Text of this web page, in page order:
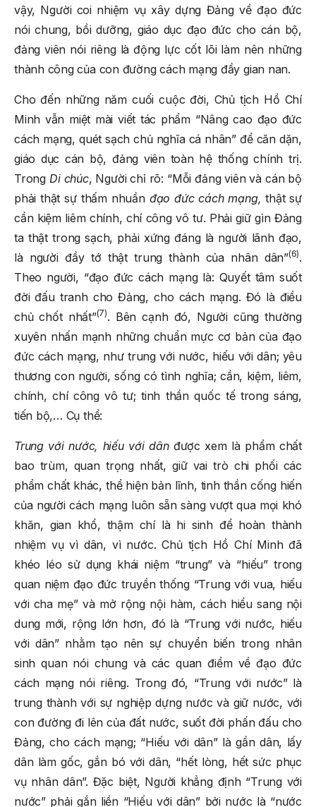
vậy, Người coi nhiệm vụ xây dựng Đảng về đạo đức
nói chung, bồi dưỡng, giáo dục đạo đức cho cán bộ,
đảng viên nói riêng là động lực cốt lõi làm nên những
thành công của con đường cách mạng đầy gian nan.
Cho đến những năm cuối cuộc đời, Chủ tịch Hồ Chí
Minh vẫn miệt mài viết tác phẩm “Nâng cao đạo đức
cách mạng, quét sạch chủ nghĩa cá nhân” để căn dặn,
giáo dục cán bộ, đảng viên toàn hệ thống chính trị.
Trong Di chúc, Người chỉ rõ: “Mỗi đảng viên và cán bộ
phải thật sự thấm nhuần đạo đức cách mạng,thật sự
cần kiệm liêm chính, chí công vô tư. Phải giữ gìn Đảng
ta thật trong sạch, phải xứng đáng là người lãnh đạo,
là người đầy tớ thật trung thành của nhân dân”(6).
Theo người, “đạo đức cách mạng là: Quyết tâm suốt
đời đấu tranh cho Đảng, cho cách mạng. Đó là điều
chủ chốt nhất”(7). Bên cạnh đó, Người cũng thường
xuyên nhấn mạnh những chuẩn mực cơ bản của đạo
đức cách mạng, như trung với nước, hiếu với dân; yêu
thương con người, sống có tình nghĩa; cần, kiệm, liêm,
chính, chí công vô tư; tinh thần quốc tế trong sáng,
tiến bộ,… Cụ thể:
Trung với nước, hiếu với dân được xem là phẩm chất
bao trùm, quan trọng nhất, giữ vai trò chi phối các
phẩm chất khác, thể hiện bản lĩnh, tinh thần cống hiến
của người cách mạng luôn sẵn sàng vượt qua mọi khó
khăn, gian khổ, thậm chí là hi sinh để hoàn thành
nhiệm vụ vì dân, vì nước. Chủ tịch Hồ Chí Minh đã
khéo léo sử dụng khái niệm “trung” và “hiếu” trong
quan niệm đạo đức truyền thống “Trung với vua, hiếu
với cha mẹ” và mở rộng nội hàm, cách hiểu sang nội
dung mới, rộng lớn hơn, đó là “Trung với nước, hiếu
với dân” nhằm tạo nên sự chuyển biến trong nhân
sinh quan nói chung và các quan điểm về đạo đức
cách mạng nói riêng. Trong đó, “Trung với nước” là
trung thành với sự nghiệp dựng nước và giữ nước, với
con đường đi lên của đất nước, suốt đời phấn đấu cho
Đảng, cho cách mạng; “Hiếu với dân” là gần dân, lấy
dân làm gốc, gắn bó với dân, “hết lòng, hết sức phục
vụ nhân dân”. Đặc biệt, Người khẳng định “Trung với
nước” phải gắn liền “Hiếu với dân” bởi nước là “nước